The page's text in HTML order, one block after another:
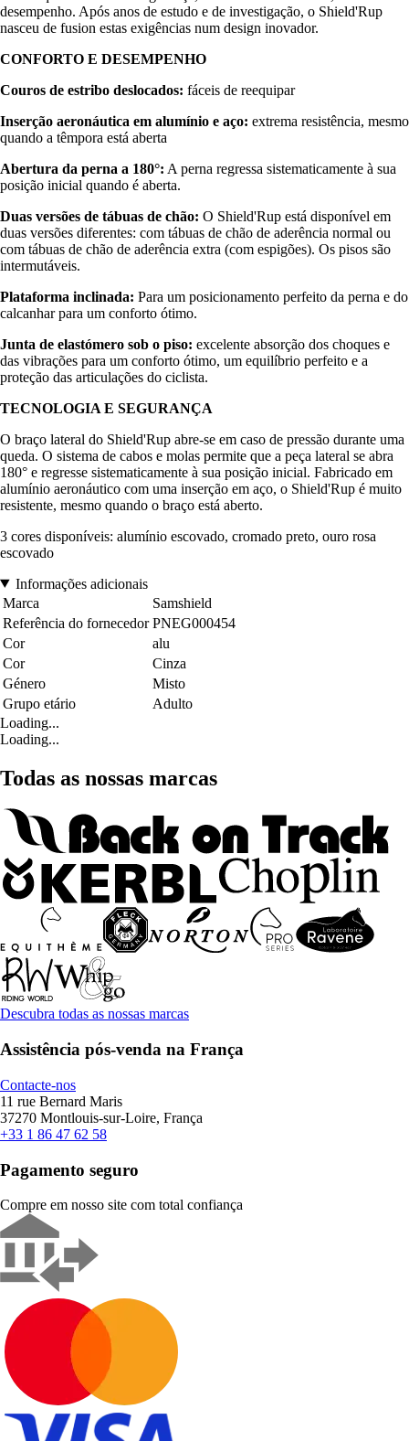
desempenho. Após anos de estudo e de investigação, o Shield'Rup
nasceu de fusion estas exigências num design inovador.
CONFORTO E DESEMPENHO
Couros de estribo deslocados: fáceis de reequipar
Inserção aeronáutica em alumínio e aço: extrema resistência, mesmo
quando a têmpora está aberta
Abertura da perna a 180°: A perna regressa sistematicamente à sua
posição inicial quando é aberta.
Duas versões de tábuas de chão: O Shield'Rup está disponível em
duas versões diferentes: com tábuas de chão de aderência normal ou
com tábuas de chão de aderência extra (com espigões). Os pisos são
intermutáveis.
Plataforma inclinada: Para um posicionamento perfeito da perna e do
calcanhar para um conforto ótimo.
Junta de elastómero sob o piso: excelente absorção dos choques e
das vibrações para um conforto ótimo, um equilíbrio perfeito e a
proteção das articulações do ciclista.
TECNOLOGIA E SEGURANÇA
O braço lateral do Shield'Rup abre-se em caso de pressão durante uma
queda. O sistema de cabos e molas permite que a peça lateral se abra
180° e regresse sistematicamente à sua posição inicial. Fabricado em
alumínio aeronáutico com uma inserção em aço, o Shield'Rup é muito
resistente, mesmo quando o braço está aberto.
3 cores disponíveis: alumínio escovado, cromado preto, ouro rosa
escovado
Informações adicionais
Marca
Samshield
Referência do fornecedor PNEG000454
Cor
alu
Cor
Cinza
Género
Misto
Grupo etário
Adulto
Loading...
Loading...
Todas as nossas marcas
Descubra todas as nossas marcas
Assistência pós-venda na França
Contacte-nos
11 rue Bernard Maris
37270 Montlouis-sur-Loire, França
+33 1 86 47 62 58
Pagamento seguro
Compre em nosso site com total confiança